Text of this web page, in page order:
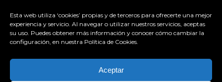
Esta web utiliza ‘cookies’ propias y de terceros para ofrecerte una mejor
experiencia y servicio. Al navegar o utilizar nuestros servicios, aceptas
su uso. Puedes obtener más información y conocer cómo cambiar la
configuración, en nuestra Política de Cookies.
Aceptar